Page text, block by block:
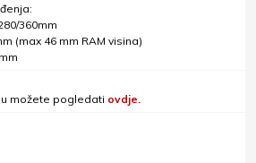
360mm
(max 46 mm RAM visina)
možete pogledati ovdje.